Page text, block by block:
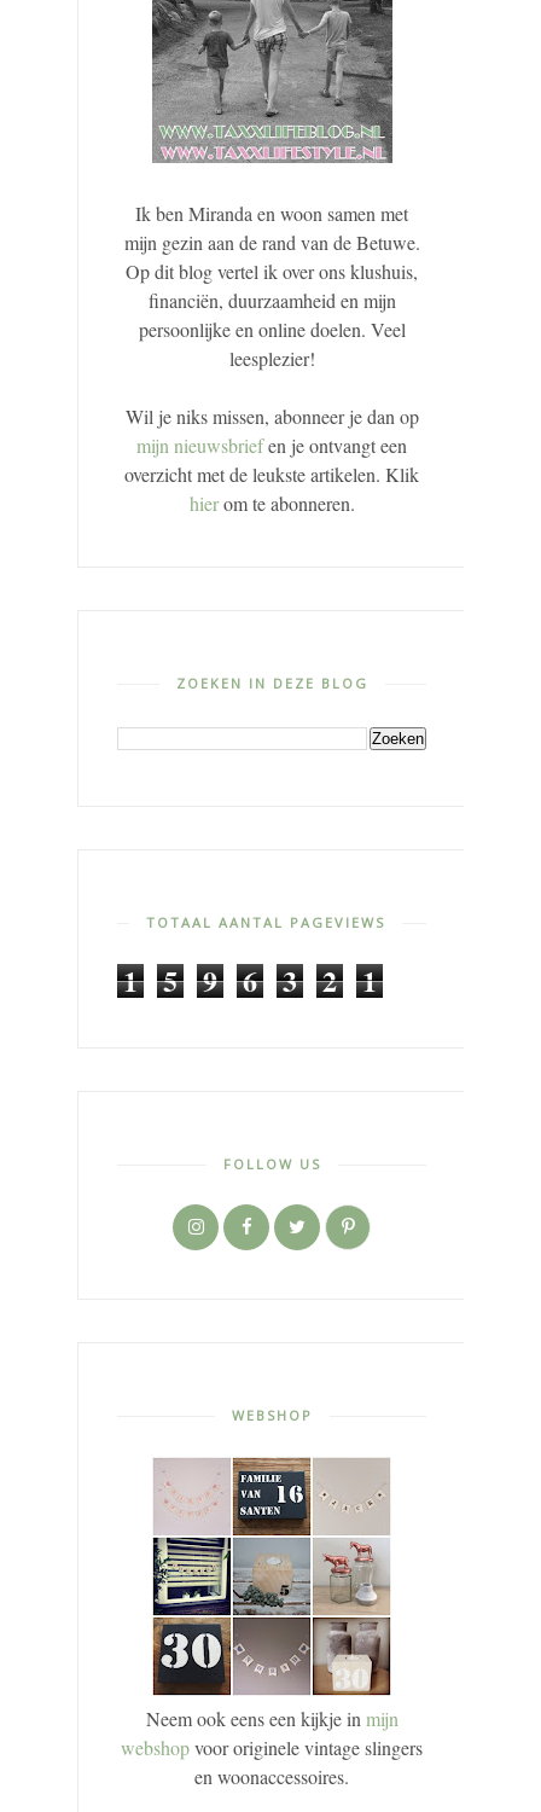
Ik ben Miranda en woon samen met
mijn gezin aan de rand van de Betuwe.
Op dit blog vertel ik over ons klushuis,
financiën, duurzaamheid en mijn
persoonlijke en online doelen. Veel
leesplezier!
Wil je niks missen, abonneer je dan op
mijn nieuwsbriefen je ontvangt een
overzicht met de leukste artikelen. Klik
hierom te abonneren.
ZOEKEN IN DEZE BLOG
TOTAAL AANTAL PAGEVIEWS
1 5 9 6 3 2 1
FOLLOW US
WEBSHOP
Neem ook eens een kijkje in mijn
webshopvoor originele vintage slingers
en woonaccessoires.